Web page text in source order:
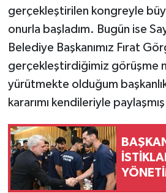
gerçekleştirilen kongreyle
onurla başladım. Bugün ise
Belediye Başkanımız Fırat
gerçekleştirdiğimiz görüşme
yürütmekte olduğum
kararımı kendileriyle